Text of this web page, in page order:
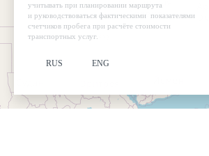
учитывать при планировании маршрута
и руководствоваться фактическими показателями
счетчиков пробега при расчёте стоимости
транспортных услуг.
RUS ENG